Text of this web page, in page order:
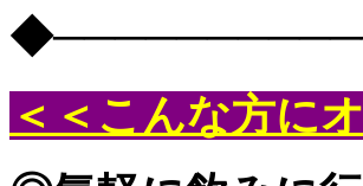
＜＜こんな方に